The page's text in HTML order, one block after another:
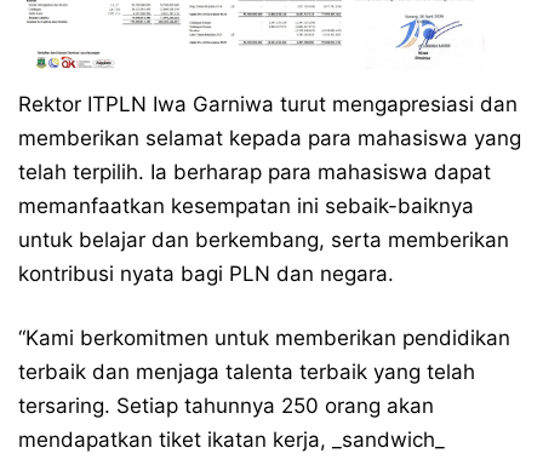
Rektor ITPLN Iwa Garniwa turut mengapresiasi dan
memberikan selamat kepada para mahasiswa yang
telah terpilih. Ia berharap para mahasiswa dapat
memanfaatkan kesempatan ini sebaik-baiknya
untuk belajar dan berkembang, serta memberikan
kontribusi nyata bagi PLN dan negara.
“Kami berkomitmen untuk memberikan pendidikan
terbaik dan menjaga talenta terbaik yang telah
tersaring. Setiap tahunnya 250 orang akan
mendapatkan tiket ikatan kerja, _sandwich_